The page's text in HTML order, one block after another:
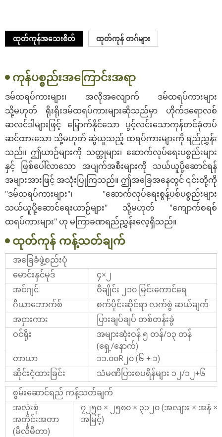
ထုတ်ကုန်အသေးစိတ် ထုတ်ကုန် တဂ်များ
ကုန်ပစ္စည်းအကြောင်းအရာ
ဒမ်ထရပ်ကားများ၊ အလိုအလျောက် ဒမ်ထရပ်ကားများ
သို့မဟုတ် ရိုးရိုးဒမ်ထရပ်ကားများဆိုသည်မှာ ဟိုက်ဒရောလစ်
ဆလင်ဒါများဖြင့် မြှောက်နိုင်သော ပွင့်လင်းသောကုန်တင်ခုံတပ်
ဆင်ထားသော သို့မဟုတ် ဆွဲယူသည့် ထရပ်ကားများကို ရည်ညွှန်း
သည်။ ဤယာဉ်များကို သတ္တုများ၊ ဆောက်လုပ်ရေးပစ္စည်းများ
နှင့် ဖြစ်ပေါ်လာသော အပျက်အစီးများကို သယ်ယူပို့ဆောင်ရန်
အများအားဖြင့် အသုံးပြုကြသည်။ ဤအခြေအနေတွင် ၎င်းတို့ကို
"ဒမ်ထရပ်ကားများ"၊ "ဆောက်လုပ်ရေးစွန့်ပစ်ပစ္စည်းများ
သယ်ယူပို့ဆောင်ရေးယာဉ်များ" သို့မဟုတ် "ကျောက်စရစ်
ထရပ်ကားများ" ဟု မကြာခဏရည်ညွှန်းလေ့ရှိသည်။
ထုတ်ကုန် ကန့်သတ်ချက်
အခြေခံဖွဲ့စည်းပုံ
မောင်းနှင်မုဒ်
၄×၂
အင်ဂျင်
ဝီချိုင်း ၂၁၀ မြင်းကောင်ရေ
ဂီယာဘောက်စ်
စက်ပိုင်းဆိုင်ရာ လက်စွဲ ဆယ်ချက်
အငှားကား
ပြားချပ်ချပ် တစ်တန်းခွဲ
ဝင်ရိုး
အများဆုံးဝန် ၅ တန်/၁၃ တန်
(ရှေ့/နောက်)
တာယာ
၁၁.၀၀R၂၀ (၆ + ၁)
ဆိုင်းငံ့ထားခြင်း
သံမဏိပြားစပရိန်များ ၁၂/၁၂+၆
စွမ်းဆောင်ရည် ကန့်သတ်ချက်
အလုံးစုံ
အတိုင်းအတာ
(မီလီမီတာ)
၇၂၅၀ × ၂၅၈၀ × ၃၁၂၀ (အလျား × အနံ ×
အမြင့်)